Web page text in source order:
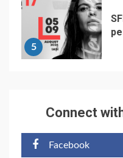
5
Connect
Facebook